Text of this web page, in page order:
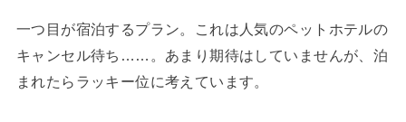
一つ目が宿泊するプラン。これは人気のペットホテルの
キャンセル待ち……。あまり期待はしていませんが、泊
まれたらラッキー位に考えています。